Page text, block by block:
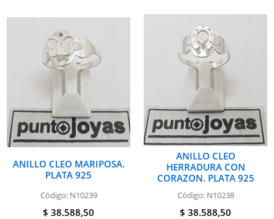
ANILLO CLEO MARIPOSA.
PLATA 925
Código: N10239
$ 38.588,50
ANILLO CLEO
HERRADURA CON
CORAZON. PLATA 925
Código: N10238
$ 38.588,50